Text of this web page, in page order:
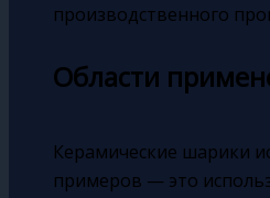
производственного
Области
Керамические шарики
примеров — это